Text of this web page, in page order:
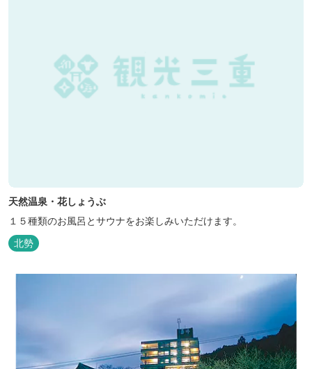
天然温泉・花しょうぶ
１５種類のお風呂とサウナをお楽しみいただけます。
北勢